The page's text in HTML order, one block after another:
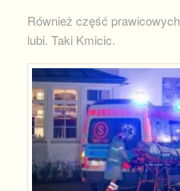
Również część
lubi. Taki Kmicic.